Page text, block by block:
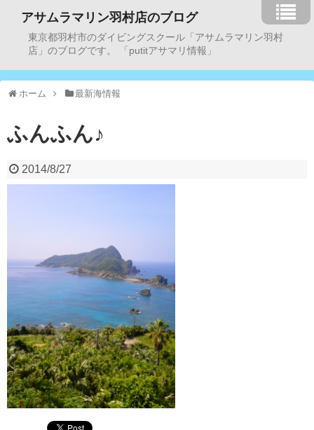
アサムラマリン羽村店のブログ
東京都羽村市のダイビングスクール「アサムラマリン羽村
店」のブログです。 「putitアサマリ情報」
ホーム 最新海情報
ふんふん♪
2014/8/27